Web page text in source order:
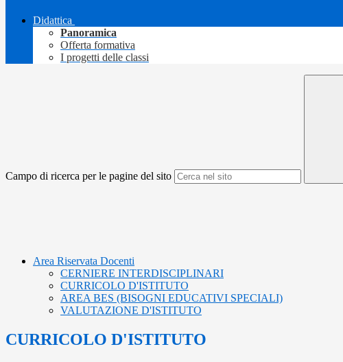
Didattica
Panoramica
Offerta formativa
I progetti delle classi
Campo di ricerca per le pagine del sito
Area Riservata Docenti
CERNIERE INTERDISCIPLINARI
CURRICOLO D'ISTITUTO
AREA BES (BISOGNI EDUCATIVI SPECIALI)
VALUTAZIONE D'ISTITUTO
CURRICOLO D'ISTITUTO